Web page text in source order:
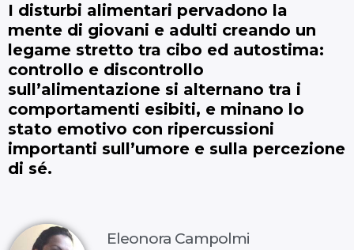
I disturbi alimentari pervadono la
mente di giovani e adulti creando un
legame stretto tra cibo ed autostima:
controllo e discontrollo
sull’alimentazione si alternano tra i
comportamenti esibiti, e minano lo
stato emotivo con ripercussioni
importanti sull’umore e sulla percezione
di sé.
Eleonora Campolmi